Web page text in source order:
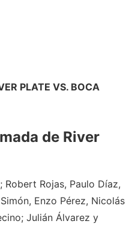
PLATE VS. BOCA
de River
Robert Rojas, Paulo Díaz,
Enzo Pérez, Nicolás
Julián Álvarez y